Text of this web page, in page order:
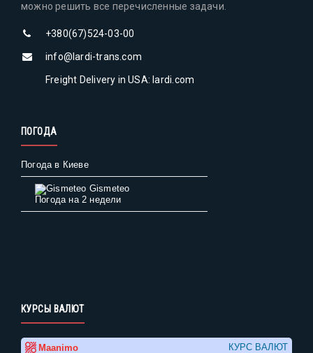
можно решить все перечисленные задачи.
+380(67)524-03-00
info@lardi-trans.com
Freight Delivery in USA: lardi.com
ПОГОДА
Погода в Киеве
Gismeteo
Погода на 2 недели
КУРСЫ ВАЛЮТ